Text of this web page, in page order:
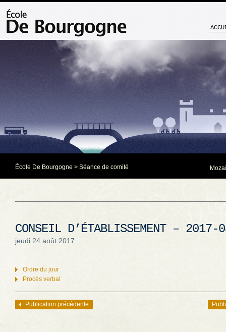
École De Bourgogne > Séance de comité
CONSEIL D’ÉTABLISSEMENT – 2017-
jeudi 24 août 2017
Ordre du jour
Procès verbal
Navigation des articles
Publication précédente